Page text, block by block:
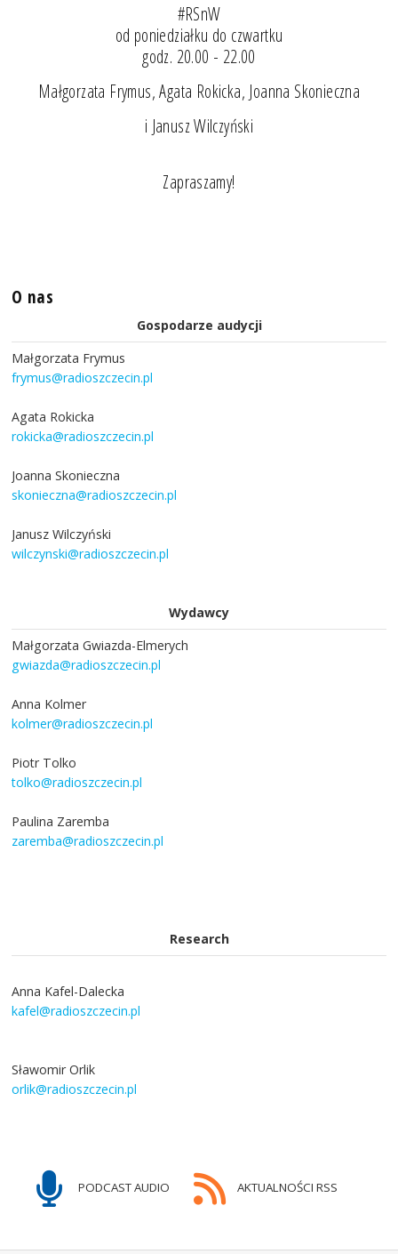
#RSnW
od poniedziałku do czwartku
godz. 20.00 - 22.00
Małgorzata Frymus, Agata Rokicka, Joanna Skonieczna
i Janusz Wilczyński
Zapraszamy!
O nas
Gospodarze audycji
Małgorzata Frymus
frymus@radioszczecin.pl
Agata Rokicka
rokicka@radioszczecin.pl
Joanna Skonieczna
skonieczna@radioszczecin.pl
Janusz Wilczyński
wilczynski@radioszczecin.pl
Wydawcy
Małgorzata Gwiazda-Elmerych
gwiazda@radioszczecin.pl
Anna Kolmer
kolmer@radioszczecin.pl
Piotr Tolko
tolko@radioszczecin.pl
Paulina Zaremba
zaremba@radioszczecin.pl
Research
Anna Kafel-Dalecka
kafel@radioszczecin.pl
Sławomir Orlik
orlik@radioszczecin.pl
PODCAST AUDIO AKTUALNOŚCI RSS